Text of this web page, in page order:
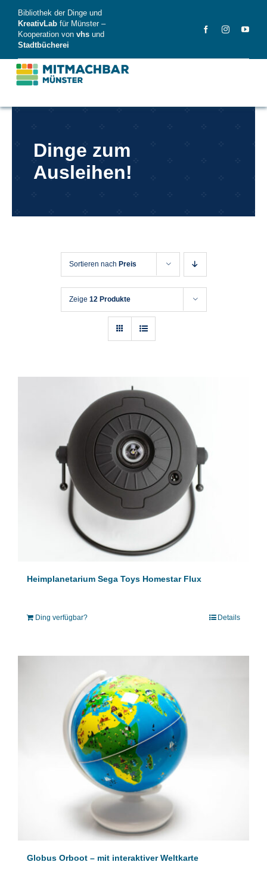
content
Bibliothek der Dinge und
KreativLab für Münster –
Kooperation von vhs und
Stadtbücherei
Dinge
FAQ
Dinge zum
Ausleihen!
Sortieren nach Preis
Zeige 12 Produkte
Heimplanetarium Sega Toys Homestar Flux
Ding verfügbar? Details
Globus Orboot – mit interaktiver Weltkarte